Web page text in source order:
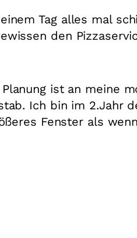
Tag alles mal
den
ist an meine
Ich bin im 2.Jahr
Fenster als